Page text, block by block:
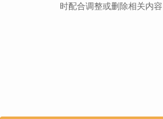
时配合调整或删除相关内容